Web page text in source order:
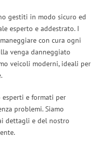
gestiti in modo sicuro ed
esperto e addestrato. I
con cura ogni
venga danneggiato
veicoli moderni, ideali per
esperti e formati per
problemi. Siamo
dettagli e del nostro